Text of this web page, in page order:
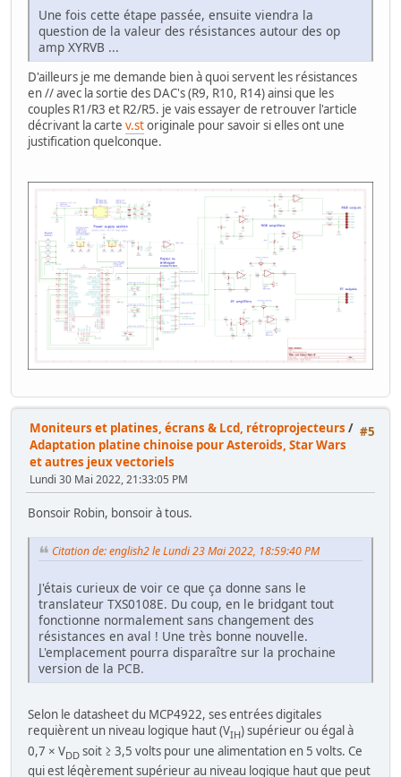
Une fois cette étape passée, ensuite viendra la
question de la valeur des résistances autour des op
amp XYRVB ...
D'ailleurs je me demande bien à quoi servent les résistances
en // avec la sortie des DAC's (R9, R10, R14) ainsi que les
couples R1/R3 et R2/R5. je vais essayer de retrouver l'article
décrivant la carte v.storiginale pour savoir si elles ont une
justification quelconque.
#5
Moniteurs et platines, écrans & Lcd, rétroprojecteurs /
Adaptation platine chinoise pour Asteroids, Star Wars
et autres jeux vectoriels
Lundi 30 Mai 2022, 21:33:05 PM
Bonsoir Robin, bonsoir à tous.
Citation de: english2 le Lundi 23 Mai 2022, 18:59:40 PM
J'étais curieux de voir ce que ça donne sans le
translateur TXS0108E. Du coup, en le bridgant tout
fonctionne normalement sans changement des
résistances en aval ! Une très bonne nouvelle.
L'emplacement pourra disparaître sur la prochaine
version de la PCB.
Selon le datasheet du MCP4922, ses entrées digitales
requièrent un niveau logique haut (VIH) supérieur ou égal à
0,7 × VDD soit ≥ 3,5 volts pour une alimentation en 5 volts. Ce
qui est légèrement supérieur au niveau logique haut que peut